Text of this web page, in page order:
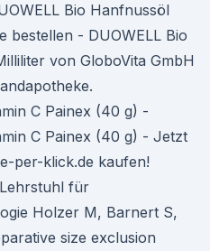
Bio Hanfnussöl
bestellen - DUOWELL Bio
von GloboVita GmbH
C Painex (40 g) -
C Painex (40 g) - Jetzt
per-klick.de kaufen!
für
Holzer M, Barnert S,
size exclusion